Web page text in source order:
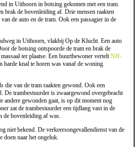
in Uithoorn in botsing gekomen met een tram.
brak de bovenleiding af. Drie mensen raakten
de auto en de tram. Ook een passagier in de
in Uithoorn, vlakbij Op de Klucht. Een auto
de botsing ontspoorde de tram en brak de
ter plaatse. Een buurtbewoner verteltNH-
harde knal te horen was vanaf de woning.
die van de tram raakten gewond. Ook een
De trambestuurder is zwaargewond overgebracht
andere gewonden gaat, is op dit moment nog
zat de trambestuurder een tijdlang vast in de
de bovenleiding af was.
niet bekend. De verkeersongevallendienst van de
doen naar het ongeluk.